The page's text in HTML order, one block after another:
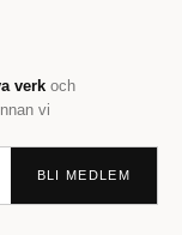
verk och
vi
BLI MEDLEM